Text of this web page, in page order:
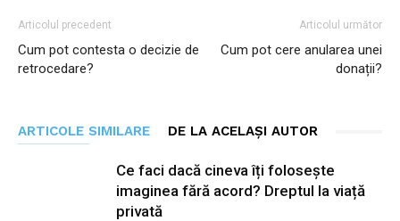
Articolul precedent
Cum pot contesta o decizie de
retrocedare?
Articolul următor
Cum pot cere anularea unei
donații?
ARTICOLE SIMILARE DE LA ACELAȘI AUTOR
Ce faci dacă cineva îți folosește
imaginea fără acord? Dreptul la viață
privată